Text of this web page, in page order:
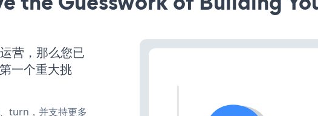
营，那么您已
一个重大挑
turn，并支持更多